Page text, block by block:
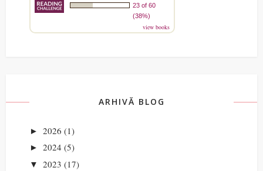
23 of 60
(38%)
view books
ARHIVĂ BLOG
► 2026 (1)
► 2024 (5)
▼ 2023 (17)